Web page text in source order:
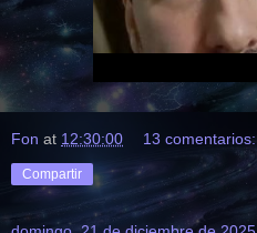
Fon at 12:30:00 13 comentarios:
Compartir